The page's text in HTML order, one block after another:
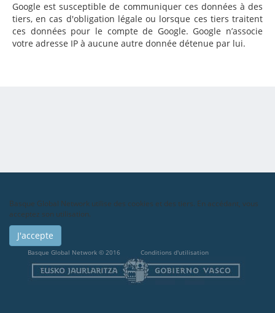
Google est susceptible de communiquer ces données à des
tiers, en cas d'obligation légale ou lorsque ces tiers traitent
ces données pour le compte de Google. Google n’associe
votre adresse IP à aucune autre donnée détenue par lui.
Basque Global Network utilise des cookies et des tiers. En accédant, vous
acceptez son utilisation.
J'accepte
Basque Global Network © 2016 Conditions d'utilisation